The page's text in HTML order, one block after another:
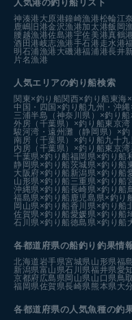
人気港の釣り船リスト
神湊港 大原港鐘崎漁港松輪江
鹿嶋旧港金沢漁港加太港飯岡
腰越漁港佐島港宇佐美港真鶴港
酒田港岐志漁港手石港 走水港
明石浦漁港 大磯港福浦港長井
片名漁港
人気エリアの釣り船検索
関東×釣り船関西×釣り船 東海
中国・四国×釣り船 九州・沖
三浦半島（神奈川県）×釣り船
外房（千葉県）×釣り船東京
駿河湾・遠州灘（静岡県）×釣
南房（千葉県）×釣り船九十
内房（千葉県）×釣り船東京
千葉県×釣り船福岡県×釣り船
静岡県×釣り船茨城県×釣り船
大阪府×釣り船 新潟県×釣り船
山形県×釣り船 三重県×釣り船
沖縄県×釣り船長崎県×釣り船
福島県×釣り船 鹿児島県×釣り
岡山県×釣り船香川県×釣り船
佐賀県×釣り船愛媛県×釣り船
石川県×釣り船徳島県×釣り船
各都道府県の船釣り釣果情
北海道岩手県宮城県山形県福
新潟県富山県石川県福井県愛
京都府広島県岡山県山口県鳥
福岡県佐賀県長崎県熊本県大
各都道府県の人気魚種の釣